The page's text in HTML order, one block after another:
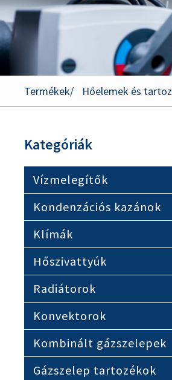
Termékek Hőelemek és
Kategóriák
Vízmelegítők
Kondenzációs kazánok
Klímák
Hőszivattyúk
Radiátorok
Konvektorok
Kombinált gázszelepek
Gázszelep tartozékok